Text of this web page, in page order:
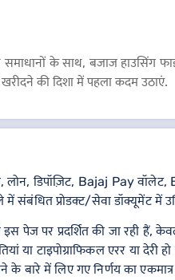
समाधानों के साथ, बजाज हाउसिंग
की दिशा में पहला कदम उठाएं.
लोन, डिपॉज़िट, Bajaj Pay
प्रोडक्ट/सेवा डॉक्यूमेंट में
पर प्रदर्शित की जा रही हैं,
या टाइपोग्राफिकल एरर या देरी
बारे में लिए गए निर्णय का एकमात्र